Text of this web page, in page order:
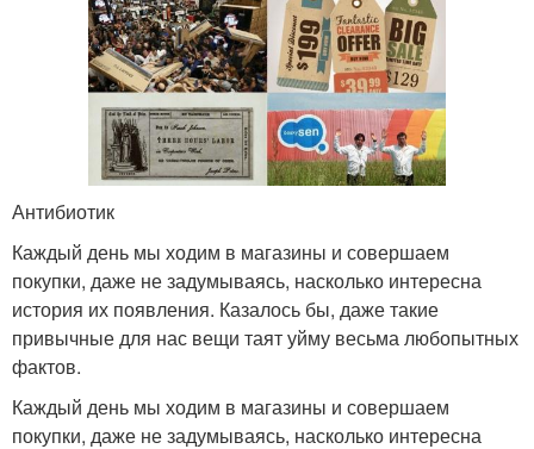
Антибиотик
Каждый день мы ходим в магазины и совершаем
покупки, даже не задумываясь, насколько интересна
история их появления. Казалось бы, даже такие
привычные для нас вещи таят уйму весьма любопытных
фактов.
Каждый день мы ходим в магазины и совершаем
покупки, даже не задумываясь, насколько интересна